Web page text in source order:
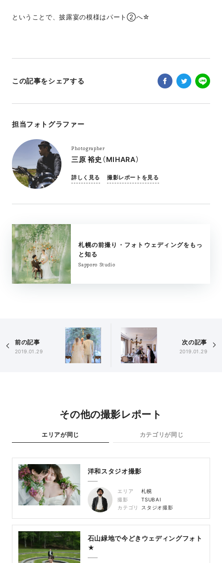
ということで、披露宴の模様はパート②へ☆
この記事をシェアする
担当フォトグラファー
Photographer
三原 裕史（MIHARA）
詳しく見る 撮影レポートを見る
札幌の前撮り・フォトウェディングをもっ
と知る
Sapporo Studio
前の記事
2019.01.29
次の記事
2019.01.29
その他の撮影レポート
エリアが同じ カテゴリが同じ
洋和スタジオ撮影
エリア
札幌
撮影
TSUBAI
カテゴリ
スタジオ撮影
石山緑地で今どきウェディングフォト
★